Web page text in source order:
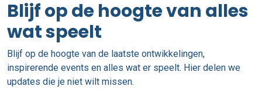
Blijf op de hoogte van alles
wat speelt
Blijf op de hoogte van de laatste ontwikkelingen,
inspirerende events en alles wat er speelt. Hier delen we
updates die je niet wilt missen.